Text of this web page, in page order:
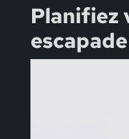
Planifiez